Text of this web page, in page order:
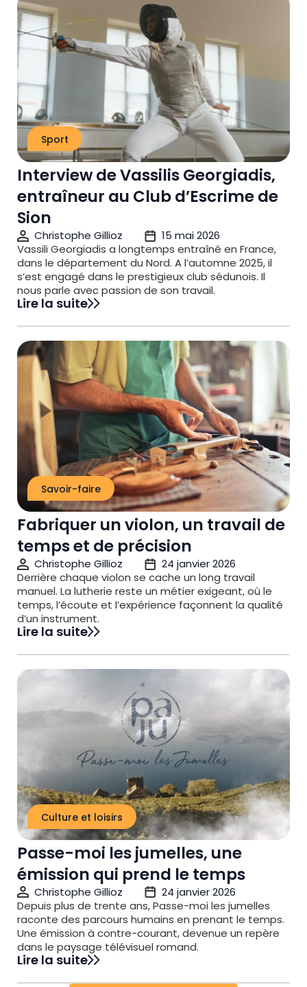
Sport
Interview de Vassilis Georgiadis,
entraîneur au Club d’Escrime de
Sion
Christophe Gillioz
15 mai 2026
Vassili Georgiadis a longtemps entraîné en France,
dans le département du Nord. A l’automne 2025, il
s’est engagé dans le prestigieux club sédunois. Il
nous parle avec passion de son travail.
Lire la suite
Savoir-faire
Fabriquer un violon, un travail de
temps et de précision
Christophe Gillioz
24 janvier 2026
Derrière chaque violon se cache un long travail
manuel. La lutherie reste un métier exigeant, où le
temps, l’écoute et l’expérience façonnent la qualité
d’un instrument.
Lire la suite
Culture et loisirs
Passe-moi les jumelles, une
émission qui prend le temps
Christophe Gillioz
24 janvier 2026
Depuis plus de trente ans, Passe-moi les jumelles
raconte des parcours humains en prenant le temps.
Une émission à contre-courant, devenue un repère
dans le paysage télévisuel romand.
Lire la suite